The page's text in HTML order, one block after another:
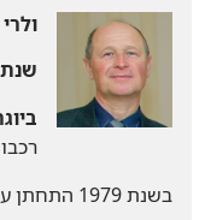
בשנת